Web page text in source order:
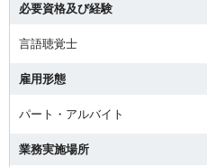
必要資格及び経験
言語聴覚士
雇用形態
パート・アルバイト
業務実施場所